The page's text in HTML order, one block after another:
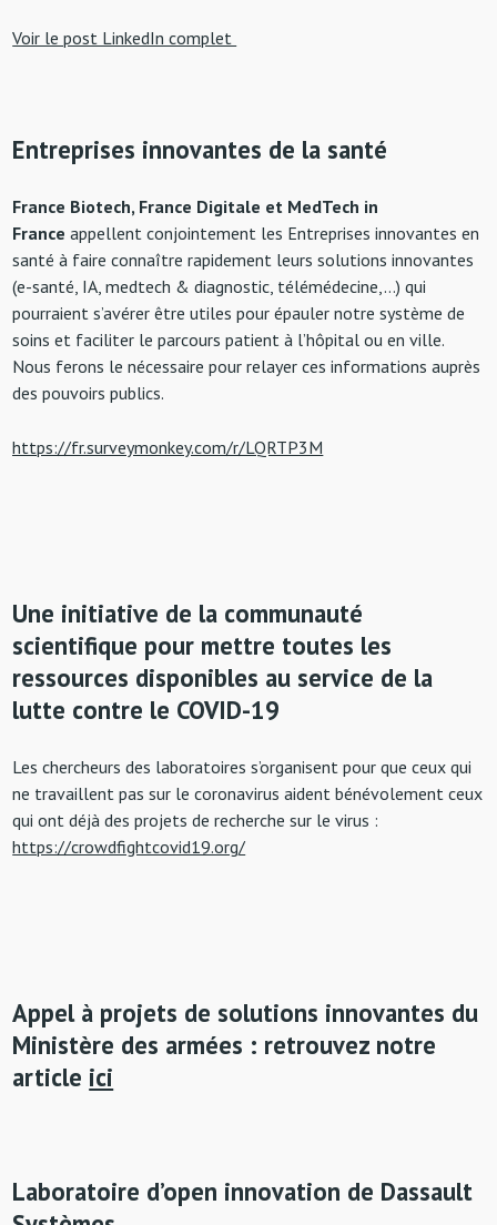
Voir le post LinkedIn complet
Entreprises innovantes de la santé
France Biotech, France Digitale et MedTech in
France appellent conjointement les Entreprises innovantes en
santé à faire connaître rapidement leurs solutions innovantes
(e-santé, IA, medtech & diagnostic, télémédecine,…) qui
pourraient s’avérer être utiles pour épauler notre système de
soins et faciliter le parcours patient à l’hôpital ou en ville.
Nous ferons le nécessaire pour relayer ces informations auprès
des pouvoirs publics.
https://fr.surveymonkey.com/r/LQRTP3M
Une initiative de la communauté
scientifique pour mettre toutes les
ressources disponibles au service de la
lutte contre le COVID-19
Les chercheurs des laboratoires s’organisent pour que ceux qui
ne travaillent pas sur le coronavirus aident bénévolement ceux
qui ont déjà des projets de recherche sur le virus :
https://crowdfightcovid19.org/
Appel à projets de solutions innovantes du
Ministère des armées : retrouvez notre
article ici
Laboratoire d’open innovation de Dassault